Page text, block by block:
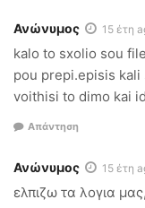
Ανώνυμος 15 έτη
kalo to sxolio sou
pou prepi.episis
voithisi to dimo kai
Απάντηση
Ανώνυμος 15 έτη
ελπιζω τα λογια